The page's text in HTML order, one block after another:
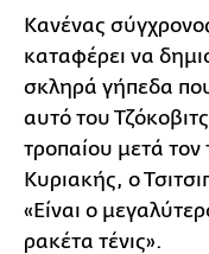
Κανένας
καταφέρει να
σκληρά γήπεδα
αυτό του
τροπαίου μετά
Κυριακής, ο
«Είναι ο
ρακέτα τένις».